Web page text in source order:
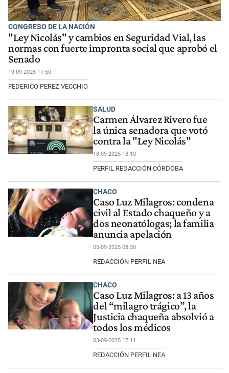
CONGRESO DE LA NACIÓN
"Ley Nicolás" y cambios en Seguridad Vial, las
normas con fuerte impronta social que aprobó el
Senado
19-09-2025 17:50
FEDERICO PEREZ VECCHIO
SALUD
Carmen Álvarez Rivero fue
la única senadora que votó
contra la "Ley Nicolás"
18-09-2025 18:10
PERFIL REDACCIÓN CÓRDOBA
CHACO
Caso Luz Milagros: condena
civil al Estado chaqueño y a
dos neonatólogas; la familia
anuncia apelación
05-09-2025 08:30
REDACCIÓN PERFIL NEA
CHACO
Caso Luz Milagros: a 13 años
del “milagro trágico”, la
Justicia chaqueña absolvió a
todos los médicos
03-09-2025 17:11
REDACCIÓN PERFIL NEA